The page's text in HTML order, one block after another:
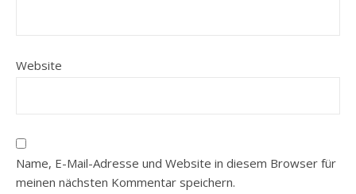
Website
Name, E-Mail-Adresse und Website in diesem Browser für
meinen nächsten Kommentar speichern.